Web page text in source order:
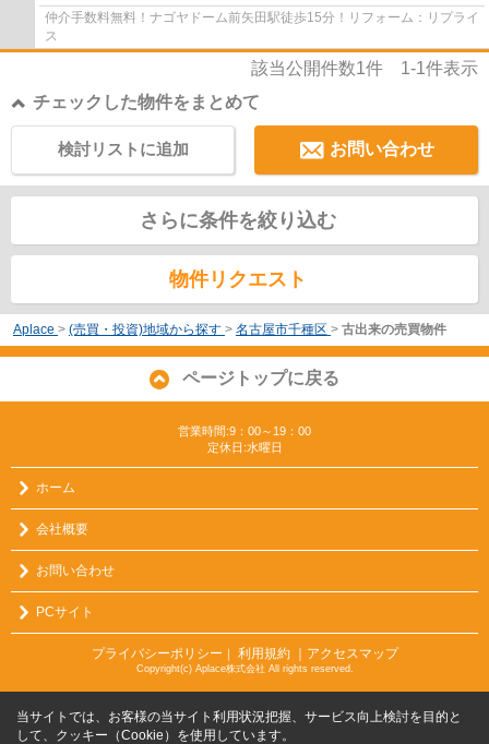
仲介手数料無料！ナゴヤドーム前矢田駅徒歩15分！リフォーム：リプライ
ス
該当公開件数1件 1-1件表示
チェックした物件をまとめて
お問い合わせ
検討リストに追加
さらに条件を絞り込む
物件リクエスト
Aplace > (売買・投資)地域から探す > 名古屋市千種区 > 古出来の売買物件
ページトップに戻る
営業時間:9：00～19：00
定休日:水曜日
ホーム
会社概要
お問い合わせ
PCサイト
プライバシーポリシー ｜ 利用規約 ｜アクセスマップ
Copyright(c) Aplace株式会社 All rights reserved.
当サイトでは、お客様の当サイト利用状況把握、サービス向上検討を目的と
して、クッキー（Cookie）を使用しています。